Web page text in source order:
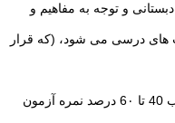
و توجه به مفاهیم و
های درسی می شود، (که قرار
در این طرح دانش آموزان برای کسب 40 تا 6۰ درصد نمره آزمون